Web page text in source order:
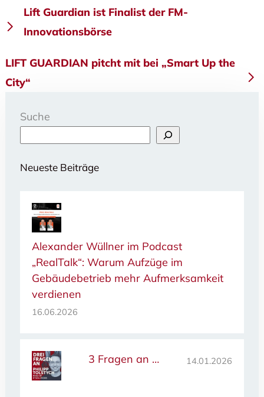
Beitragsnavigation
Lift Guardian ist Finalist der FM-
Innovationsbörse
LIFT GUARDIAN pitcht mit bei „Smart Up the
City“
Suche
Neueste Beiträge
Alexander Wüllner im Podcast
„RealTalk“: Warum Aufzüge im
Gebäudebetrieb mehr Aufmerksamkeit
verdienen
16.06.2026
3 Fragen an … 14.01.2026